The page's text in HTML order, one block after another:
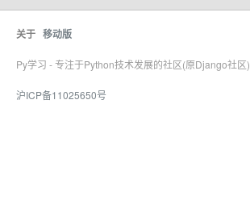
关于 移动版
Py学习 - 专注于Python技术发展的社区(原Django社区)
沪ICP备11025650号